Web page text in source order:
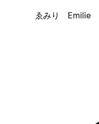
ゑみり Emilie